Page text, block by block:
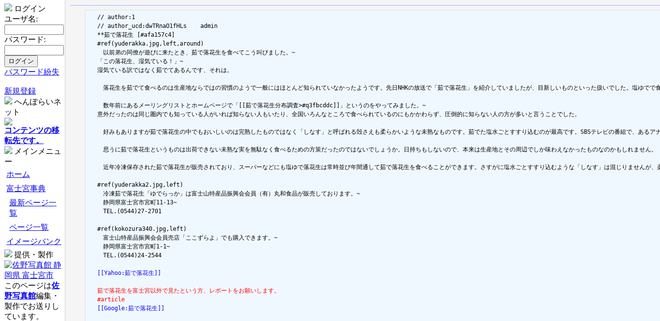
ログイン
ユーザ名:
パスワード:
パスワード紛失
新規登録
へんぽらいネ
ット
コンテンツの移
転先です。
メインメニュ
ー
ホーム
富士宮事典
最新ページ一
覧
ページ一覧
イメージバンク
提供・製作
このページは佐
野写真館編集・
製作でお送りし
ています。
  // author:1
  // author_ucd:dwTRnaO1fHLs	admin
  **茹で落花生 [#afa157c4]
  #ref(yuderakka.jpg,left,around)
  　以前弟の同僚が遊びに来たとき、茹で落花生を食べてこう叫びました。~
  「この落花生、湿気ている！」~
  湿気ている訳ではなく茹でてあるんです、それは。
　落花生を茹でて食べるのは生産地ならではの習慣のようで一般にはほとんど知られていなかったようです。先日NHKの放送で「茹で落花生」を紹介していましたが、目新しいものといった扱いでした。塩ゆで
  　数年前にあるメーリングリストとホームページで「[[茹で落花生分布調査>#q3fbcddc]]」というのをやってみました。~
  意外だったのは同じ圏内でも知っている人がいれば知らない人もいたり、全国いろんなところで食べられているのにもかかわらず、圧倒的に知らない人の方が多いと言うことでした。
　好みもありますが茹で落花生の中でもおいしいのは完熟したものではなく「しなす」と呼ばれる殻さえも柔らかいような未熟なものです。茹でた塩水ごとすすり込むのが最高です。SBSテレビの番組で、ある
  　思うに茹で落花生というものは出荷できない未熟な実を無駄なく食べるための方策だったのではないでしょうか。日持ちもしないので、本来は生産地とその周辺でしか味わえなかったものなのかもしれません。
　近年冷凍保存された茹で落花生が販売されており、スーパーなどにも塩ゆで落花生は常時並び年間通して茹で落花生を食べることができます。さすがに塩水ごとすすり込むような「しなす」は混じりません
  #ref(yuderakka2.jpg,left)
  　冷凍茹で落花生「ゆでらっか」は富士山特産品振興会会員（有）丸和食品が販売しております。~
  　静岡県富士宮市宮町11-13~
  　TEL.(0544)27-2701
  #ref(kokozura340.jpg,left)
  　富士山特産品振興会会員売店「ここずらよ」でも購入できます。~
  　静岡県富士宮市宮町1-1~
  　TEL.(0544)24-2544
  [[Yahoo:茹で落花生]]
  茹で落花生を富士宮以外で見たという方、レポートをお願いします。
  #article
  [[Google:茹で落花生]]